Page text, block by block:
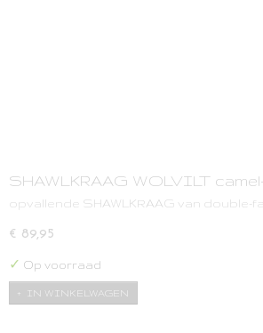
SHAWLKRAAG WOLVILT
opvallende SHAWLKRAAG van double-
€ 89,95
✓ Op voorraad
IN WINKELWAGEN